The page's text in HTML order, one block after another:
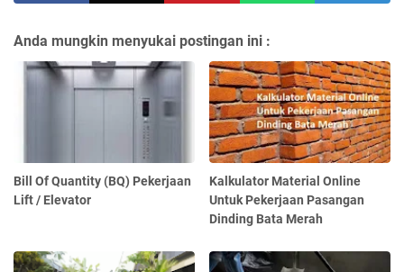
Anda mungkin menyukai postingan ini :
Bill Of Quantity (BQ) Pekerjaan
Lift / Elevator
Kalkulator Material Online
Untuk Pekerjaan Pasangan
Dinding Bata Merah